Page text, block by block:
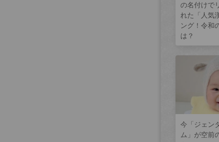
の名付けで
れた「人気
ング！令和
は？
今「ジェン
ム」が空前